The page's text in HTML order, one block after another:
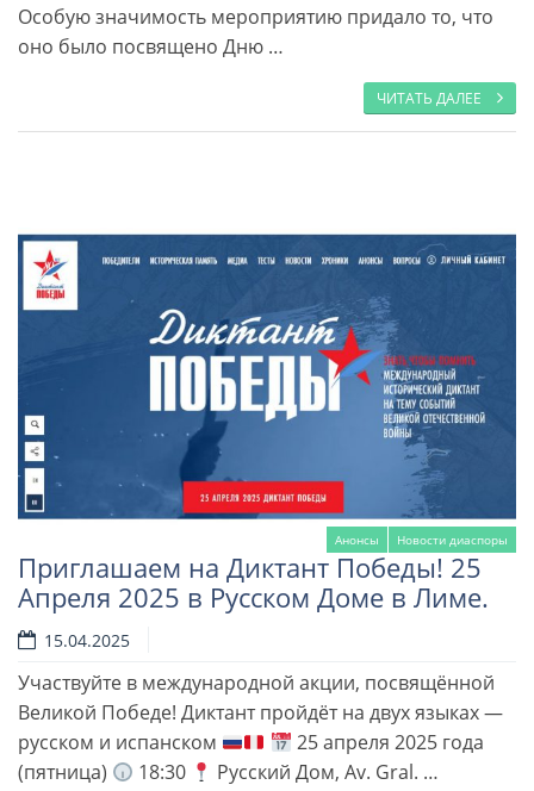
Особую значимость мероприятию придало то, что
оно было посвящено Дню …
ЧИТАТЬ ДАЛЕЕ
Анонсы Новости диаспоры
Читать далее
Приглашаем на Диктант Победы! 25
Апреля 2025 в Русском Доме в Лиме.
15.04.2025
Участвуйте в международной акции, посвящённой
Великой Победе! Диктант пройдёт на двух языках —
русском и испанском
25 апреля 2025 года
(пятница)
18:30 Русский Дом, Av. Gral. …